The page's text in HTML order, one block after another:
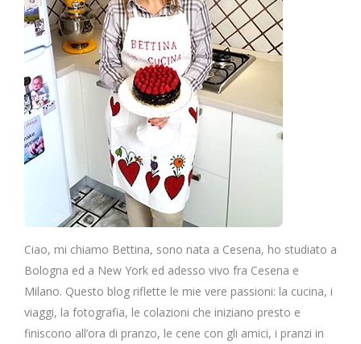
Ciao, mi chiamo Bettina, sono nata a Cesena, ho studiato a
Bologna ed a New York ed adesso vivo fra Cesena e
Milano. Questo blog riflette le mie vere passioni: la cucina, i
viaggi, la fotografia, le colazioni che iniziano presto e
finiscono all’ora di pranzo, le cene con gli amici, i pranzi in